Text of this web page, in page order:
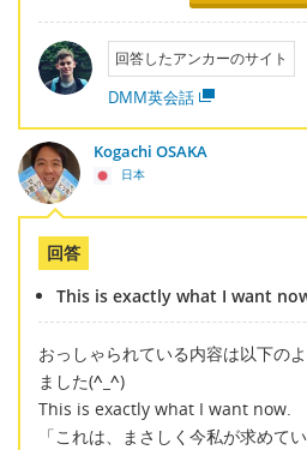
回答したアンカーのサイト
DMM英会話
Kogachi OSAKA
日本
回答
This is exactly what I want
おっしゃられている内容は以下の
ました(^_^)
This is exactly what I want now.
「これは、まさしく今私が求めて